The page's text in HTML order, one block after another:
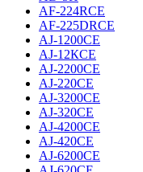
AF-224RCE
AF-225DRCE
AJ-1200CE
AJ-12КCE
AJ-2200CE
AJ-220CE
AJ-3200CE
AJ-320CE
AJ-4200CE
AJ-420CE
AJ-6200CE